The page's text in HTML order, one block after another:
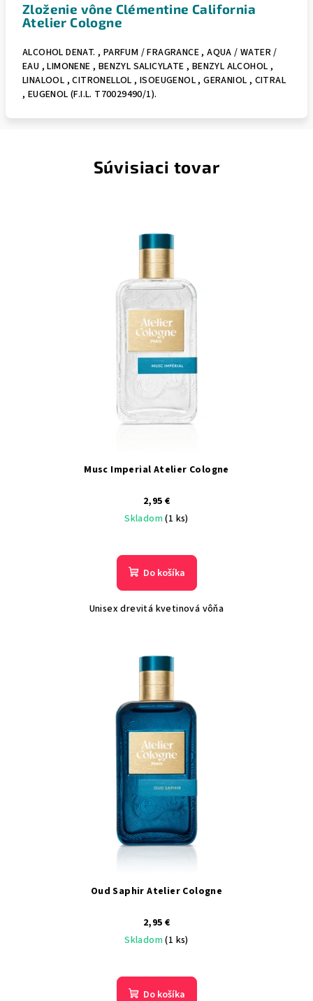
Zloženie vône Clémentine California
Atelier Cologne
ALCOHOL DENAT. , PARFUM / FRAGRANCE , AQUA / WATER /
EAU , LIMONENE , BENZYL SALICYLATE , BENZYL ALCOHOL ,
LINALOOL , CITRONELLOL , ISOEUGENOL , GERANIOL , CITRAL
, EUGENOL (F.I.L. T70029490/1).
Súvisiaci tovar
Musc Imperial Atelier Cologne
2,95 €
Skladom(1 ks)
Do košíka
Unisex drevitá kvetinová vôňa
Oud Saphir Atelier Cologne
2,95 €
Skladom(1 ks)
Do košíka